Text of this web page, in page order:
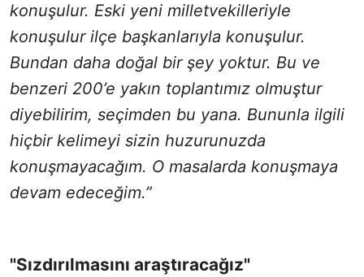
konuşulur. Eski yeni milletvekilleriyle
konuşulur ilçe başkanlarıyla konuşulur.
Bundan daha doğal bir şey yoktur. Bu ve
benzeri 200’e yakın toplantımız olmuştur
diyebilirim, seçimden bu yana. Bununla ilgili
hiçbir kelimeyi sizin huzurunuzda
konuşmayacağım. O masalarda konuşmaya
devam edeceğim.”
"Sızdırılmasını araştıracağız"